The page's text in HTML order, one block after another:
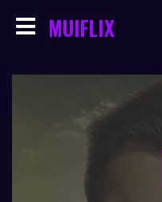
MUIFLIX